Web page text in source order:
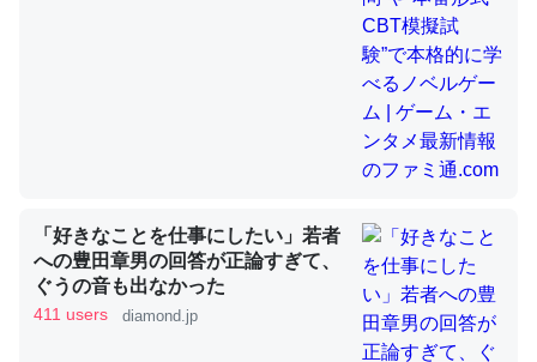
昆虫ってカルシウム少ないのか。知らんかった。調べたら
コオロギのカルシウム分はエビの600分の1程度。
─ニュース :: 【研究発表】昆虫学の大問題＝「昆虫はなぜ海にいな
論文では「淡水はカルシウムも酸素も不足してて両方に不
利だから両方が拮抗してるのでは」とあって面白い。海に
いる鋏角類（カブトガニ・ウミグモ）はカルシウムを使わ
ずキチンを強化してる筈だが、酵素が違うのか？
「好きなことを仕事にしたい」若者
への豊田章男の回答が正論すぎて、
ぐうの音も出なかった
411 users diamond.jp